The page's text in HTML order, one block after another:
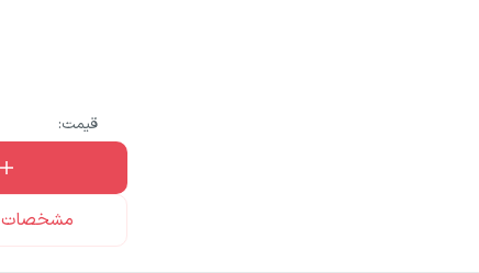
قیمت:
مشخصات